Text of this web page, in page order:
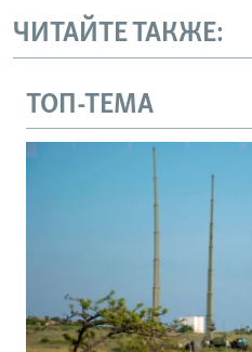
ЧИТАЙТЕ ТАКЖЕ:
ТОП-ТЕМА